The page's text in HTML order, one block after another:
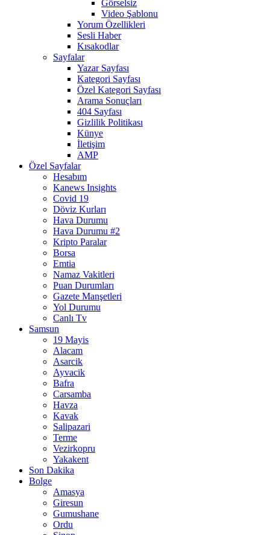
Görselsiz
Video Şablonu
Yorum Özellikleri
Sesli Haber
Kısakodlar
Sayfalar
Yazar Sayfası
Kategori Sayfası
Özel Kategori Sayfası
Arama Sonuçları
404 Sayfası
Gizlilik Politikası
Künye
İletişim
AMP
Özel Sayfalar
Hesabım
Kanews Insights
Covid 19
Döviz Kurları
Hava Durumu
Hava Durumu #2
Kripto Paralar
Borsa
Emtia
Namaz Vakitleri
Puan Durumları
Gazete Manşetleri
Yol Durumu
Canlı Tv
Samsun
19 Mayis
Alacam
Asarcik
Ayvacik
Bafra
Carsamba
Havza
Kavak
Salipazari
Terme
Vezirkopru
Yakakent
Son Dakika
Bolge
Amasya
Giresun
Gumushane
Ordu